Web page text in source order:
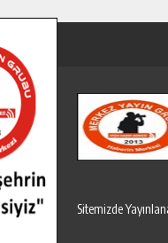
Sitemizde